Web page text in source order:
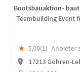
Bootsbauaktion-
Teambuilding Event
★ 5,00(1) Anbieter
17213 Göhren-